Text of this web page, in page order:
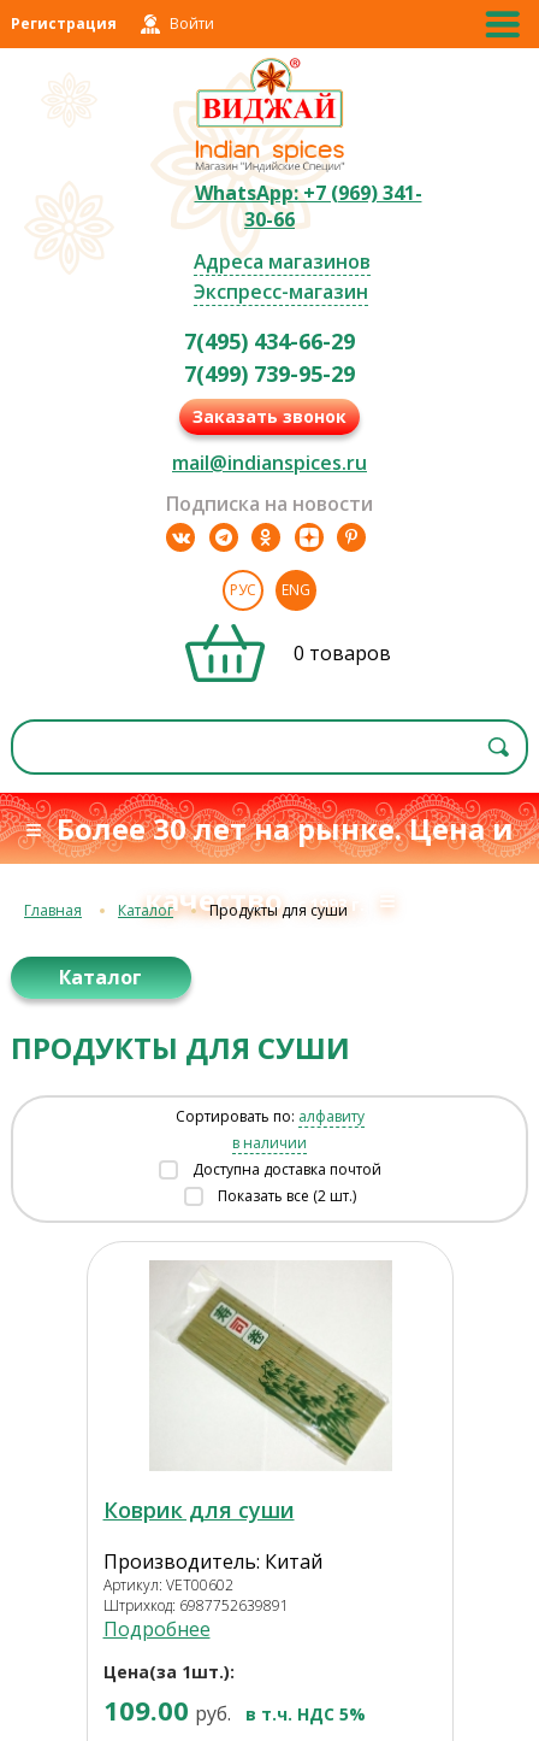
Регистрация Войти
WhatsApp: +7 (969) 341-
30-66
Адреса магазинов
Экспресс-магазин
7(495) 434-66-29
7(499) 739-95-29
Заказать звонок
mail@indianspices.ru
Подписка на новости
РУС ENG
0 товаров
≡ Более 30 лет на рынке. Цена и
качествос 1993 г. ≡
Главная Каталог Продукты для суши
Каталог
ПРОДУКТЫ ДЛЯ СУШИ
Сортировать по: алфавиту
в наличии
Доступна доставка почтой
Показать все (2 шт.)
Коврик для суши
Производитель: Китай
Артикул: VET00602
Штрихкод: 6987752639891
Подробнее
Цена(за 1шт.):
109.00 руб. в т.ч. НДС 5%